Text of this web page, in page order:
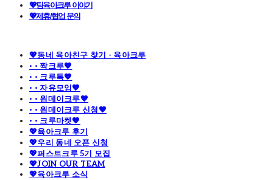
💖팀육아크루 이야기
💖제휴/협업 문의
💖동네 육아친구 찾기 - 육아크루
· · 짝크루🧡
· · 크루톡🧡
· · 자유모임🧡
· · 원데이크루🧡
· · 원데이크루 신청🧡
· · 크루마켓🧡
💖육아크루 후기
💖우리 동네 오픈 신청
💖퍼스트크루 5기 모집
💖JOIN OUR TEAM
💖육아크루 소식